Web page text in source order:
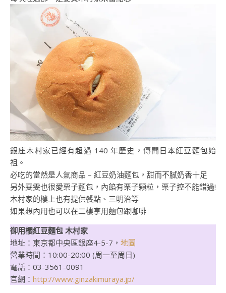
銀座木村家已經有超過 140 年歷史，傳聞日本紅豆麵包始
祖。
必吃的當然是人氣商品 – 紅豆奶油麵包，甜而不膩奶香十足
另外雯雯也很愛栗子麵包，內餡有栗子顆粒，栗子控不能錯過!
木村家的樓上也有提供餐點、三明治等
如果想內用也可以在二樓享用麵包跟咖啡
御用櫻紅豆麵包 木村家
地址：東京都中央區銀座4-5-7， 地圖
營業時間：10:00-20:00 (周一至周日)
電話：03-3561-0091
官網： http://www.ginzakimuraya.jp/